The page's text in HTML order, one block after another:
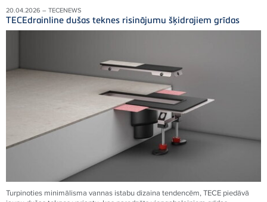
20.04.2026 – TECENEWS
TECEdrainline dušas teknes risinājumu šķidrajiem grīdas
Turpinoties minimālisma vannas istabu dizaina tendencēm, TECE piedāvā